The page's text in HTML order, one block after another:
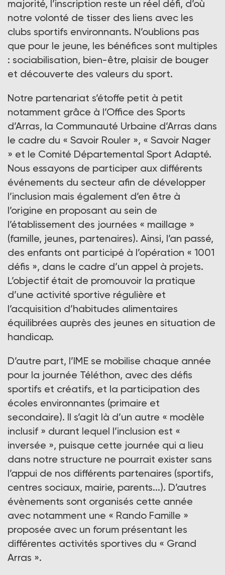
majorité, l’inscription reste un réel défi, d’où
notre volonté de tisser des liens avec les
clubs sportifs environnants. N’oublions pas
que pour le jeune, les bénéfices sont multiples
: sociabilisation, bien-être, plaisir de bouger
et découverte des valeurs du sport.
Notre partenariat s’étoffe petit à petit
notamment grâce à l’Office des Sports
d’Arras, la Communauté Urbaine d’Arras dans
le cadre du « Savoir Rouler », « Savoir Nager
» et le Comité Départemental Sport Adapté.
Nous essayons de participer aux différents
événements du secteur afin de développer
l’inclusion mais également d’en être à
l’origine en proposant au sein de
l’établissement des journées « maillage »
(famille, jeunes, partenaires). Ainsi, l’an passé,
des enfants ont participé à l’opération « 1001
défis », dans le cadre d’un appel à projets.
L’objectif était de promouvoir la pratique
d’une activité sportive régulière et
l’acquisition d’habitudes alimentaires
équilibrées auprès des jeunes en situation de
handicap.
D’autre part, l’IME se mobilise chaque année
pour la journée Téléthon, avec des défis
sportifs et créatifs, et la participation des
écoles environnantes (primaire et
secondaire). Il s’agit là d’un autre « modèle
inclusif » durant lequel l’inclusion est «
inversée », puisque cette journée qui a lieu
dans notre structure ne pourrait exister sans
l’appui de nos différents partenaires (sportifs,
centres sociaux, mairie, parents...). D’autres
évènements sont organisés cette année
avec notamment une « Rando Famille »
proposée avec un forum présentant les
différentes activités sportives du « Grand
Arras ».